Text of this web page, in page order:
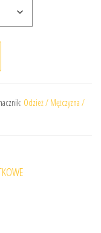
Odzież / Mężczyzna /